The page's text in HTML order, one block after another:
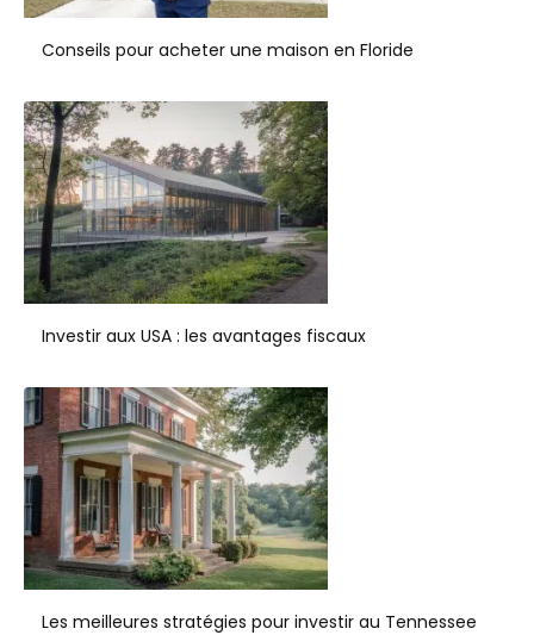
Conseils pour acheter une maison en Floride
Investir aux USA : les avantages fiscaux
Les meilleures stratégies pour investir au Tennessee